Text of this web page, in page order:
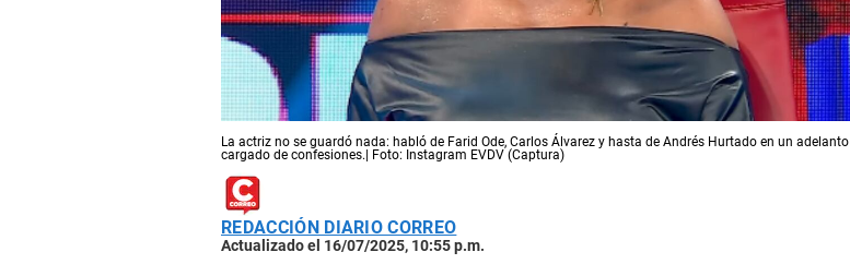
La actriz no se guardó nada: habló de Farid Ode, Carlos Álvarez y hasta de Andrés Hurtado en un adelanto
cargado de confesiones.| Foto: Instagram EVDV (Captura)
REDACCIÓN DIARIO CORREO
Actualizado el 16/07/2025, 10:55 p.m.